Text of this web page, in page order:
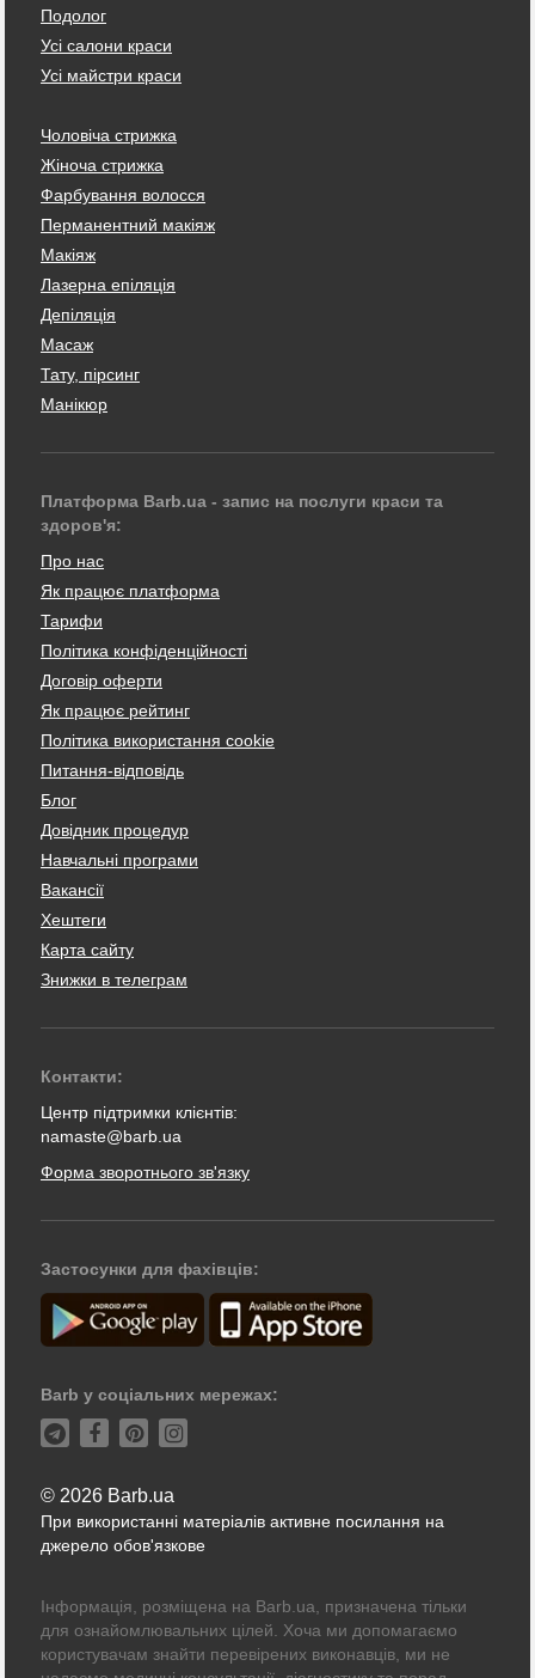
Подолог
Усі салони краси
Усі майстри краси
Чоловіча стрижка
Жіноча стрижка
Фарбування волосся
Перманентний макіяж
Макіяж
Лазерна епіляція
Депіляція
Масаж
Тату, пірсинг
Манікюр
Платформа Barb.ua - запис на послуги краси та
здоров'я:
Про нас
Як працює платформа
Тарифи
Політика конфіденційності
Договір оферти
Як працює рейтинг
Політика використання cookie
Питання-відповідь
Блог
Довідник процедур
Навчальні програми
Вакансії
Хештеги
Карта сайту
Знижки в телеграм
Контакти:
Центр підтримки клієнтів:
namaste@barb.ua
Форма зворотнього зв'язку
Застосунки для фахівців:
Barb у соціальних мережах:
© 2026 Barb.ua
При використанні матеріалів активне посилання на
джерело обов'язкове
Інформація, розміщена на Barb.ua, призначена тільки
для ознайомлювальних цілей. Хоча ми допомагаємо
користувачам знайти перевірених виконавців, ми не